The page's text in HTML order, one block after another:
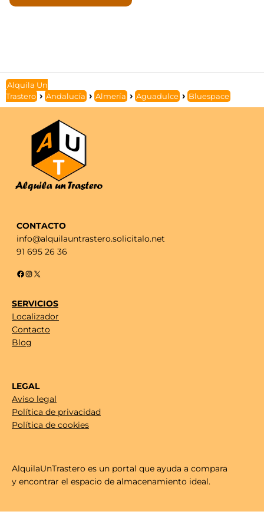
Alquila Un
Trastero
Andalucía Almería Aguadulce Bluespace
CONTACTO
info@alquilauntrastero.solicitalo.net
91 695 26 36
Facebook InstagramX
SERVICIOS
Localizador
Contacto
Blog
LEGAL
Aviso legal
Política de privacidad
Política de cookies
AlquilaUnTrastero es un portal que ayuda a compara
y encontrar el espacio de almacenamiento ideal.